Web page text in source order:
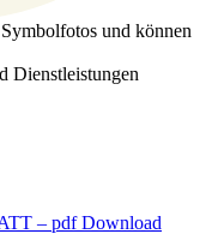
und können
Dienstleistungen
– pdf Download